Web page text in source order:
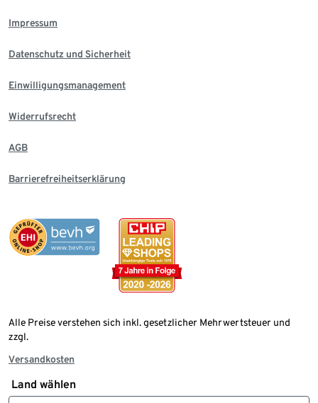
Impressum
Datenschutz und Sicherheit
Einwilligungsmanagement
Widerrufsrecht
AGB
Barrierefreiheitserklärung
Alle Preise verstehen sich inkl. gesetzlicher Mehrwertsteuer und
zzgl.
Versandkosten
Land wählen